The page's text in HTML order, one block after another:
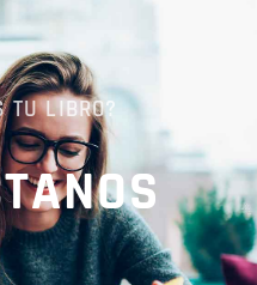
TU LIBRO?